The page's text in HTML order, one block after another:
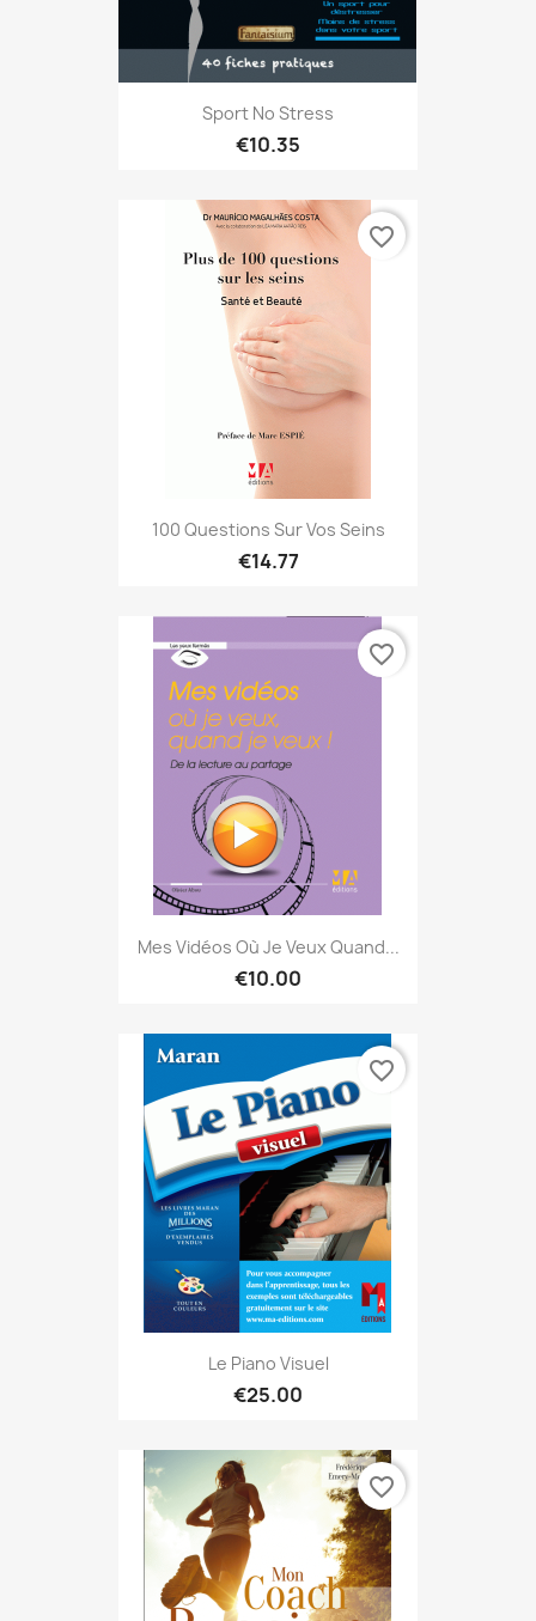
Sport No Stress
€10.35
100 Questions Sur Vos Seins
€14.77
favorite_border
Mes Vidéos Où Je Veux Quand...
€10.00
favorite_border
Le Piano Visuel
€25.00
favorite_border
favorite_border